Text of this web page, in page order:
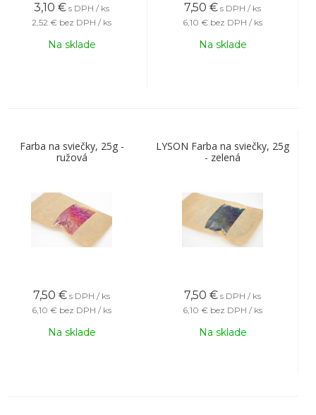
3,10 € s DPH / ks
2,52 € bez DPH / ks
Na sklade
7,50 € s DPH / ks
6,10 € bez DPH / ks
Na sklade
Farba na sviečky, 25g -
ružová
7,50 € s DPH / ks
6,10 € bez DPH / ks
Na sklade
LYSON Farba na sviečky, 25g
- zelená
7,50 € s DPH / ks
6,10 € bez DPH / ks
Na sklade